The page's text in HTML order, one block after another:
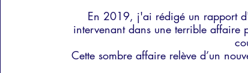
En 2019, j'ai rédigé un rapport
intervenant dans une terrible affaire
Cette sombre affaire relève d’un